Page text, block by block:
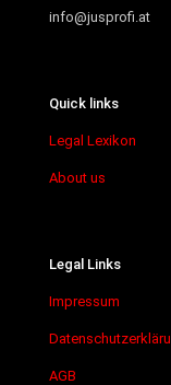
info@jusprofi.at
Quick links
Legal Lexikon
About us
Legal Links
Impressum
AGB